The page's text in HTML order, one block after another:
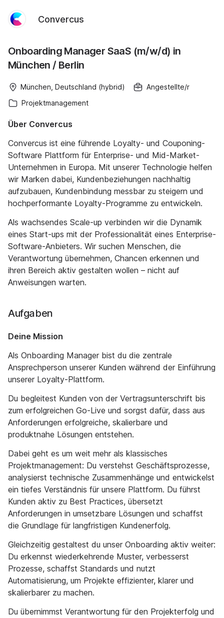
Convercus
Onboarding Manager SaaS (m/w/d) in
München / Berlin
München, Deutschland (hybrid)
Angestellte/r
Projektmanagement
Über Convercus
Convercus ist eine führende Loyalty- und Couponing-
Software Plattform für Enterprise- und Mid-Market-
Unternehmen in Europa. Mit unserer Technologie helfen
wir Marken dabei, Kundenbeziehungen nachhaltig
aufzubauen, Kundenbindung messbar zu steigern und
hochperformante Loyalty-Programme zu entwickeln.
Als wachsendes Scale-up verbinden wir die Dynamik
eines Start-ups mit der Professionalität eines Enterprise-
Software-Anbieters. Wir suchen Menschen, die
Verantwortung übernehmen, Chancen erkennen und
ihren Bereich aktiv gestalten wollen – nicht auf
Anweisungen warten.
Aufgaben
Deine Mission
Als Onboarding Manager bist du die zentrale
Ansprechperson unserer Kunden während der Einführung
unserer Loyalty-Plattform.
Du begleitest Kunden von der Vertragsunterschrift bis
zum erfolgreichen Go-Live und sorgst dafür, dass aus
Anforderungen erfolgreiche, skalierbare und
produktnahe Lösungen entstehen.
Dabei geht es um weit mehr als klassisches
Projektmanagement: Du verstehst Geschäftsprozesse,
analysierst technische Zusammenhänge und entwickelst
ein tiefes Verständnis für unsere Plattform. Du führst
Kunden aktiv zu Best Practices, übersetzt
Anforderungen in umsetzbare Lösungen und schaffst
die Grundlage für langfristigen Kundenerfolg.
Gleichzeitig gestaltest du unser Onboarding aktiv weiter:
Du erkennst wiederkehrende Muster, verbesserst
Prozesse, schaffst Standards und nutzt
Automatisierung, um Projekte effizienter, klarer und
skalierbarer zu machen.
Du übernimmst Verantwortung für den Projekterfolg und